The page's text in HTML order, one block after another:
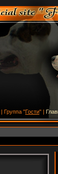
| Группа "Гости" |